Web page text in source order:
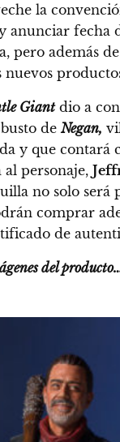
la
anunciar fecha
pero además
Giantdio a
de Negan,
y que contará
personaje,
no solo será
comprar
de
del